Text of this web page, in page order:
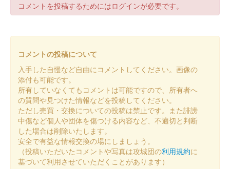
前橋城 御城印
前橋城 御城印
前橋城 御城印 令和七年秋限定版
前橋城 御城印 復元図版
コメントを投稿するためにはログインが必要です。
コメントの投稿について
入手した自慢など自由にコメントしてください。画像の
添付も可能です。
所有していなくてもコメントは可能ですので、所有者へ
の質問や見つけた情報などを投稿してください。
ただし売買・交換についての投稿は禁止です。また誹謗
中傷など個人や団体を傷つける内容など、不適切と判断
した場合は削除いたします。
安全で有益な情報交換の場にしましょう。
（投稿いただいたコメントや写真は攻城団の利用規約に
基づいて利用させていただくことがあります）